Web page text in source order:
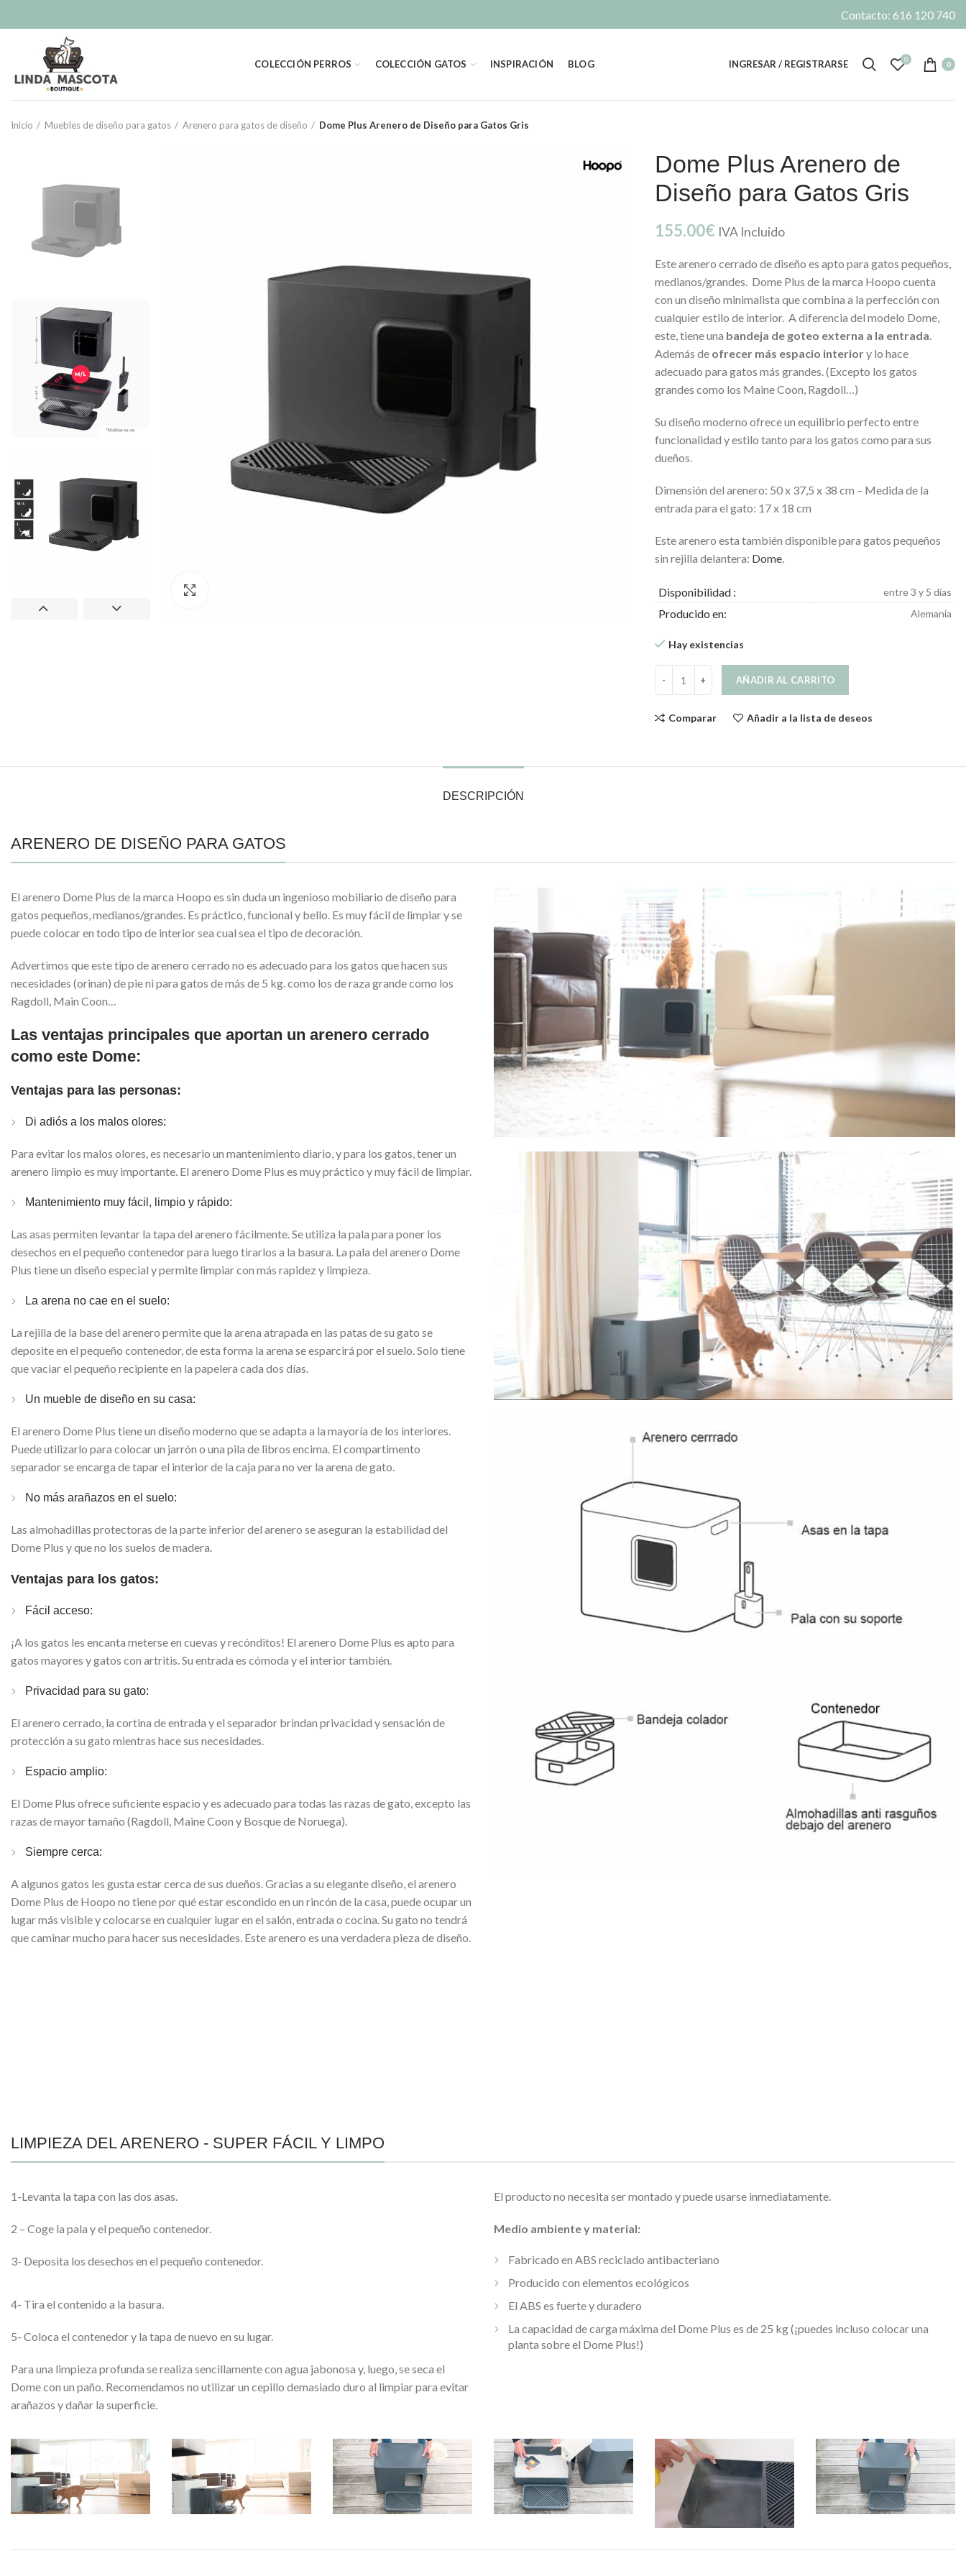
COLECCIÓN PERROS COLECCIÓN GATOS INSPIRACIÓN BLOG INGRESAR / REGISTRARSE 0
0
Inicio Muebles de diseño para gatos Arenero para gatos de diseño Dome Plus Arenero de Diseño para Gatos Gris
Dome Plus Arenero de
Diseño para Gatos Gris
155.00€ IVA Incluido
Este arenero cerrado de diseño es apto para gatos pequeños,
medianos/grandes. Dome Plus de la marca Hoopo cuenta
con un diseño minimalista que combina a la perfección con
cualquier estilo de interior. A diferencia del modelo Dome,
este, tiene una bandeja de goteo externa a la entrada.
Además de ofrecer más espacio interiory lo hace
adecuado para gatos más grandes. (Excepto los gatos
grandes como los Maine Coon, Ragdoll…)
Su diseño moderno ofrece un equilibrio perfecto entre
funcionalidad y estilo tanto para los gatos como para sus
dueños.
Dimensión del arenero: 50 x 37,5 x 38 cm – Medida de la
entrada para el gato: 17 x 18 cm
Este arenero esta también disponible para gatos pequeños
sin rejilla delantera: Dome.
Disponibilidad : entre 3 y 5 días
Producido en: Alemania
Hay existencias
AÑADIR AL CARRITO
Comparar Añadir a la lista de deseos
DESCRIPCIÓN
ARENERO DE DISEÑO PARA GATOS
El arenero Dome Plus de la marca Hoopo es sin duda un ingenioso mobiliario de diseño para
gatos pequeños, medianos/grandes. Es práctico, funcional y bello. Es muy fácil de limpiar y se
puede colocar en todo tipo de interior sea cual sea el tipo de decoración.
Advertimos que este tipo de arenero cerrado no es adecuado para los gatos que hacen sus
necesidades (orinan) de pie ni para gatos de más de 5 kg. como los de raza grande como los
Ragdoll, Main Coon…
Las ventajas principales que aportan un arenero cerrado
como este Dome:
Ventajas para las personas:
Di adiós a los malos olores:
Para evitar los malos olores, es necesario un mantenimiento diario, y para los gatos, tener un
arenero limpio es muy importante. El arenero Dome Plus es muy práctico y muy fácil de limpiar.
Mantenimiento muy fácil, limpio y rápido:
Las asas permiten levantar la tapa del arenero fácilmente. Se utiliza la pala para poner los
desechos en el pequeño contenedor para luego tirarlos a la basura. La pala del arenero Dome
Plus tiene un diseño especial y permite limpiar con más rapidez y limpieza.
La arena no cae en el suelo:
La rejilla de la base del arenero permite que la arena atrapada en las patas de su gato se
deposite en el pequeño contenedor, de esta forma la arena se esparcirá por el suelo. Solo tiene
que vaciar el pequeño recipiente en la papelera cada dos días.
Un mueble de diseño en su casa:
El arenero Dome Plus tiene un diseño moderno que se adapta a la mayoría de los interiores.
Puede utilizarlo para colocar un jarrón o una pila de libros encima. El compartimento
separador se encarga de tapar el interior de la caja para no ver la arena de gato.
No más arañazos en el suelo:
Las almohadillas protectoras de la parte inferior del arenero se aseguran la estabilidad del
Dome Plus y que no los suelos de madera.
Ventajas para los gatos:
Fácil acceso:
¡A los gatos les encanta meterse en cuevas y recónditos! El arenero Dome Plus es apto para
gatos mayores y gatos con artritis. Su entrada es cómoda y el interior también.
Privacidad para su gato:
El arenero cerrado, la cortina de entrada y el separador brindan privacidad y sensación de
protección a su gato mientras hace sus necesidades.
Espacio amplio:
El Dome Plus ofrece suficiente espacio y es adecuado para todas las razas de gato, excepto las
razas de mayor tamaño (Ragdoll, Maine Coon y Bosque de Noruega).
Siempre cerca:
A algunos gatos les gusta estar cerca de sus dueños. Gracias a su elegante diseño, el arenero
Dome Plus de Hoopo no tiene por qué estar escondido en un rincón de la casa, puede ocupar un
lugar más visible y colocarse en cualquier lugar en el salón, entrada o cocina. Su gato no tendrá
que caminar mucho para hacer sus necesidades. Este arenero es una verdadera pieza de diseño.
LIMPIEZA DEL ARENERO - SUPER FÁCIL Y LIMPO
1-Levanta la tapa con las dos asas.
2 – Coge la pala y el pequeño contenedor.
3- Deposita los desechos en el pequeño contenedor.
4- Tira el contenido a la basura.
5- Coloca el contenedor y la tapa de nuevo en su lugar.
Para una limpieza profunda se realiza sencillamente con agua jabonosa y, luego, se seca el
Dome con un paño. Recomendamos no utilizar un cepillo demasiado duro al limpiar para evitar
arañazos y dañar la superficie.
El producto no necesita ser montado y puede usarse inmediatamente.
Medio ambiente y material:
Fabricado en ABS reciclado antibacteriano
Producido con elementos ecológicos
El ABS es fuerte y duradero
La capacidad de carga máxima del Dome Plus es de 25 kg (¡puedes incluso colocar una
planta sobre el Dome Plus!)
Contacto: 616 120 740